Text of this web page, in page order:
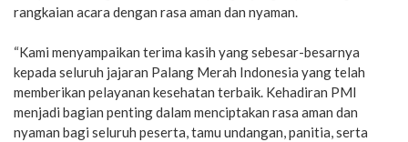
rangkaian acara dengan rasa aman dan nyaman.
“Kami menyampaikan terima kasih yang sebesar-besarnya
kepada seluruh jajaran Palang Merah Indonesia yang telah
memberikan pelayanan kesehatan terbaik. Kehadiran PMI
menjadi bagian penting dalam menciptakan rasa aman dan
nyaman bagi seluruh peserta, tamu undangan, panitia, serta